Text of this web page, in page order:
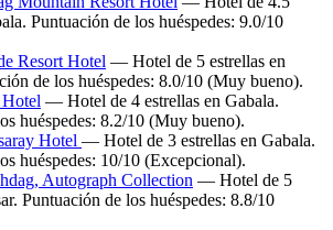
Puntuación de los huéspedes: 9.0/10
Resort Hotel — Hotel de 5 estrellas en
de los huéspedes: 8.0/10 (Muy bueno).
— Hotel de 4 estrellas en Gabala.
huéspedes: 8.2/10 (Muy bueno).
Hotel — Hotel de 3 estrellas en Gabala.
huéspedes: 10/10 (Excepcional).
Autograph Collection — Hotel de 5
Puntuación de los huéspedes: 8.8/10